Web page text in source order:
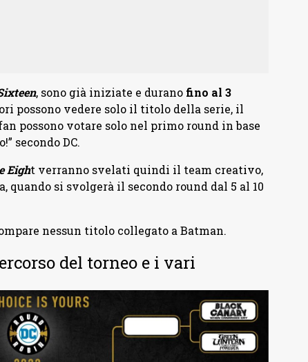
, sono già iniziate e duranofino al 3
possono vedere solo il titolo della serie, il
possono votare solo nel primo round in base
secondo DC.
Eight verranno svelati quindi il team creativo,
si svolgerà il secondo round dal 5 al 10
nessun titolo collegato a Batman.
del torneo e i vari